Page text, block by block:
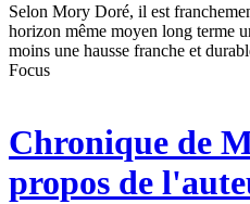
Selon Mory Doré, il est
horizon même moyen long terme
moins une hausse franche et
Focus
Chronique de
propos de